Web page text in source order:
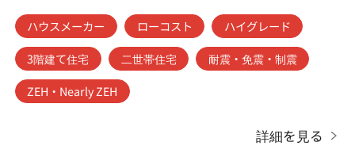
ハウスメーカー ローコスト
ハイグレード
3階建て住宅
二世帯住宅
耐震・免震・制震
ZEH・Nearly ZEH
詳細を見る